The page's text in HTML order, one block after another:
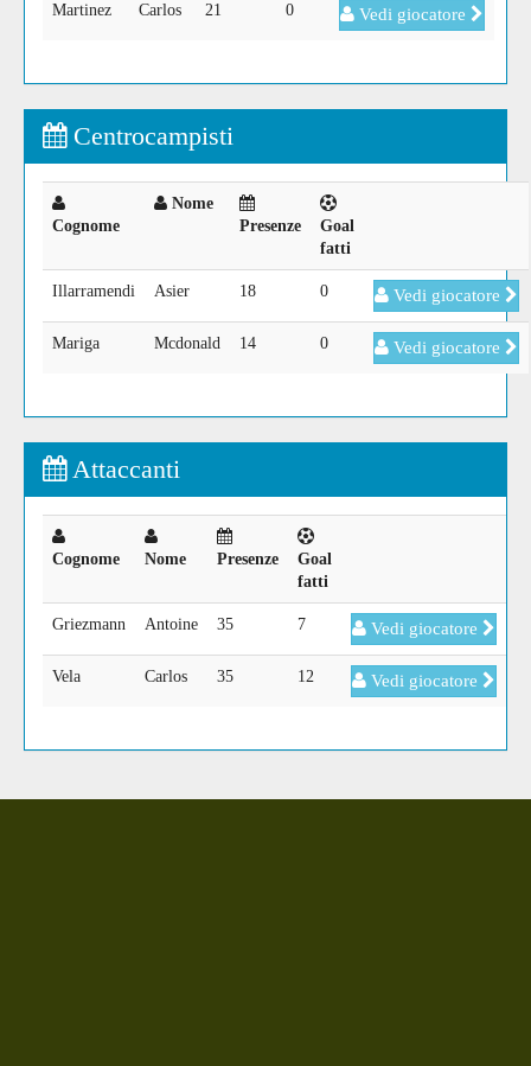
Martinez Carlos 21 0 Vedi giocatore
Centrocampisti
Cognome
Nome
Presenze
Goal
fatti
Illarramendi Asier 18 0 Vedi giocatore
Mariga Mcdonald 14 0 Vedi giocatore
Attaccanti
Cognome Nome Presenze
Goal
fatti
Griezmann Antoine 35 7 Vedi giocatore
Vela Carlos 35 12 Vedi giocatore